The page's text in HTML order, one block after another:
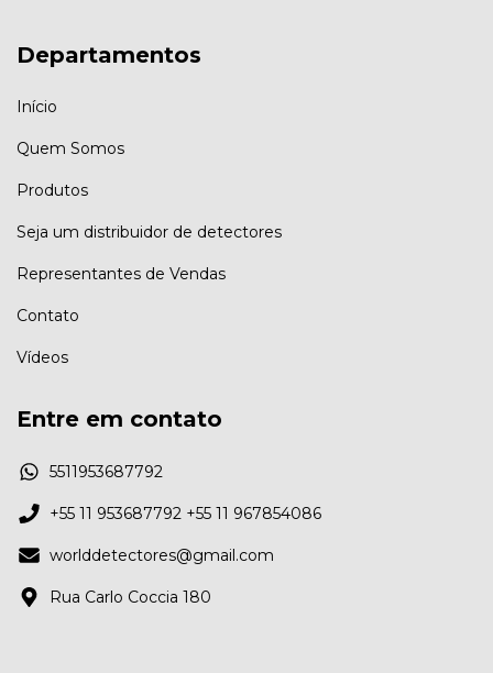
Departamentos
Início
Quem Somos
Produtos
Seja um distribuidor de detectores
Representantes de Vendas
Contato
Vídeos
Entre em contato
5511953687792
+55 11 953687792 +55 11 967854086
worlddetectores@gmail.com
Rua Carlo Coccia 180